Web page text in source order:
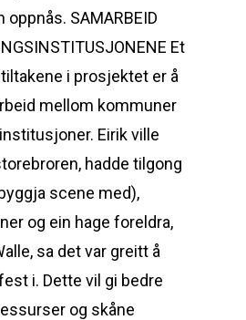
oppnås. SAMARBEID
Et
i prosjektet er å
mellom kommuner
Eirik ville
hadde tilgong
scene med),
og ein hage foreldra,
sa det var greitt å
i. Dette vil gi bedre
og skåne